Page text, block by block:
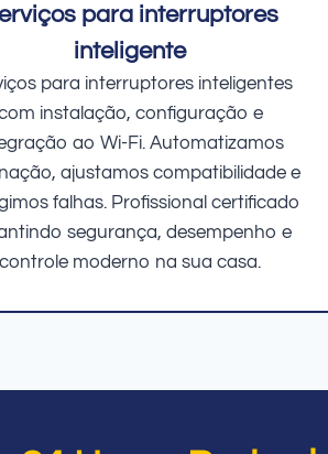
para interruptores
inteligente
para interruptores inteligentes
instalação, configuração e
ao Wi-Fi. Automatizamos
ajustamos compatibilidade e
falhas. Profissional certificado
segurança, desempenho e
controle moderno na sua casa.